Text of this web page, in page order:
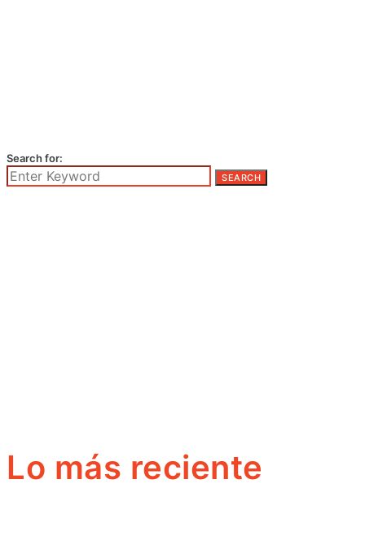
Search for:
SEARCH
Lo más reciente